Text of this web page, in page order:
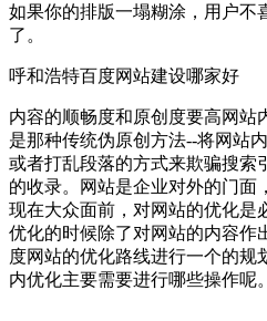
如果你的排版一塌糊涂，用户不
了。
呼和浩特百度网站建设哪家好
内容的顺畅度和原创度要高网站
是那种传统伪原创方法--将网站
或者打乱段落的方式来欺骗搜索
的收录。网站是企业对外的门面
现在大众面前，对网站的优化是
优化的时候除了对网站的内容作
度网站的优化路线进行一个的规
内优化主要需要进行哪些操作呢。